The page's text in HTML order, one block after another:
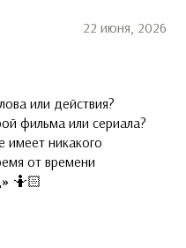
22 июня, 2026
или действия?
фильма или сериала?
имеет никакого
от времени
🤷🏻